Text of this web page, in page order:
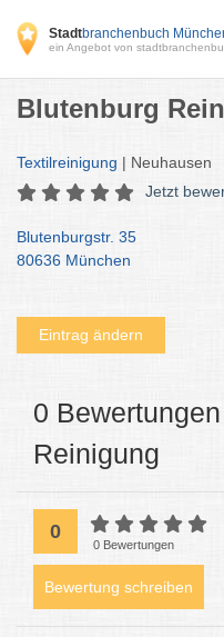
Stadtbranchenbuch
ein Angebot von
Blutenburg
Textilreinigung | Neuhausen
Jetzt
Blutenburgstr. 35
80636 München
Eintrag ändern
0
Reinigung
0
0 Bewertungen
Bewertung schreiben